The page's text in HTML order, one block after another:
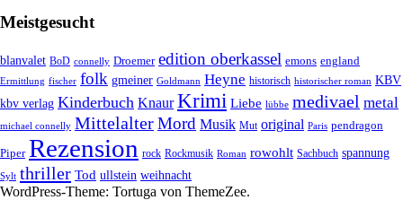
Meistgesucht
blanvalet BoD connelly Droemer edition oberkassel emons england
Ermittlung fischer folk gmeiner Goldmann Heyne historisch historischer roman KBV
kbv verlag Kinderbuch Knaur Krimi Liebe lübbe medivael metal
michael connelly MittelalterMord Musik Mut original Paris pendragon
Piper Rezension rock Rockmusik Roman rowohlt Sachbuch spannung
Sylt thriller Tod ullstein weihnacht
WordPress-Theme: Tortuga von ThemeZee.